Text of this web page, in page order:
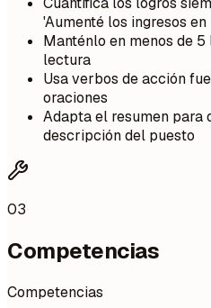
'Aumenté los ingresos en
Manténlo en menos de
lectura
Usa verbos de acción
oraciones
Adapta el resumen para
descripción del puesto
03
Competencias
Competencias